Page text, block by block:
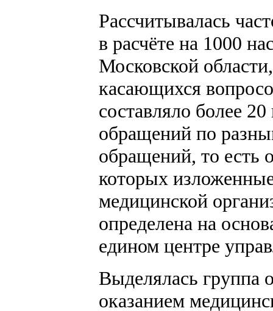
Рассчитывалась
в расчёте на 1000
Московской
касающихся
составляло более
обращений по
обращений, то есть
которых
медицинской
определена на
едином центре
Выделялась группа
оказанием